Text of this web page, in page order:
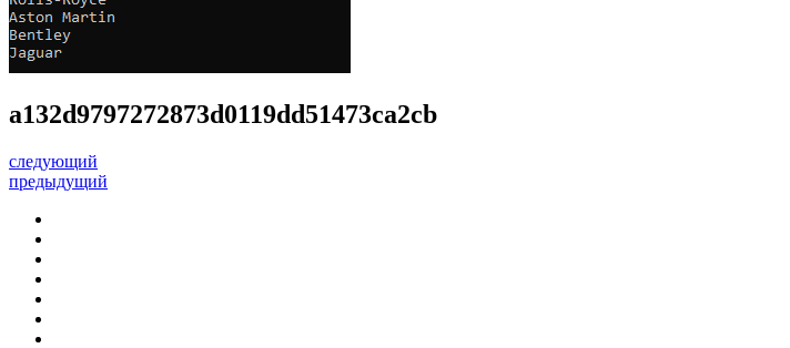
a132d9797272873d0119dd51473ca2cb
следующий
предыдущий